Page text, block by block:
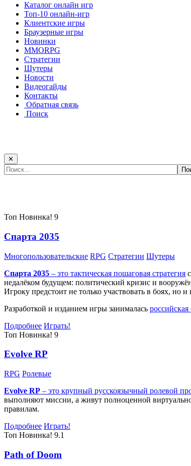
Каталог онлайн игр
Топ-10 онлайн-игр
Клиентские игры
Браузерные игры
Новинки
MMORPG
Стратегии
Шутеры
Новости
Видеогайды
Контакты
Обратная связь
Поиск
✕
Топ Новинка! 9
Спарта 2035
Многопользовательские RPG Стратегии Шутеры
Спарта 2035 – это тактическая пошаговая стратегия
недалёком будущем: политический кризис и
Игроку предстоит не только участвовать в боях, но
Разработкой и изданием игры занималась российская
Подробнее Играть!
Топ Новинка! 9
Evolve RP
RPG Ролевые
Evolve RP – это крупный русскоязычный ролевой
выполняют миссии, а живут полноценной
правилам.
Подробнее Играть!
Топ Новинка! 9.1
Path of Doom